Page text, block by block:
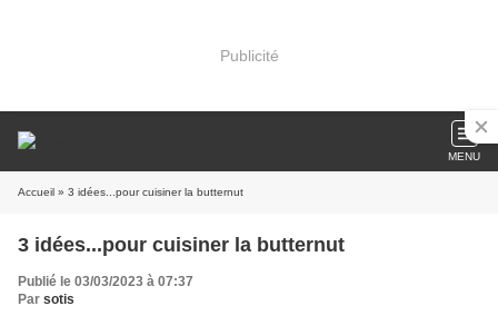
Publicité
MENU
Accueil » 3 idées...pour cuisiner la butternut
3 idées...pour cuisiner la butternut
Publié le 03/03/2023 à 07:37
Par sotis